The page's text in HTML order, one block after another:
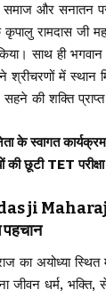
और सनातन
कृपालु रामदास जी
साथ ही भगवान
श्रीचरणों में
की शक्ति प्राप्त
के स्वागत
छूटी TET परीक्षा
ji Maharaj
का अयोध्या स्थित
जीवन धर्म, भक्ति,